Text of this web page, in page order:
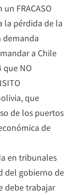
FRACASO
la pérdida de la
demanda
a Chile
que NO
que
de los puertos
de
en tribunales
del gobierno de
debe trabajar